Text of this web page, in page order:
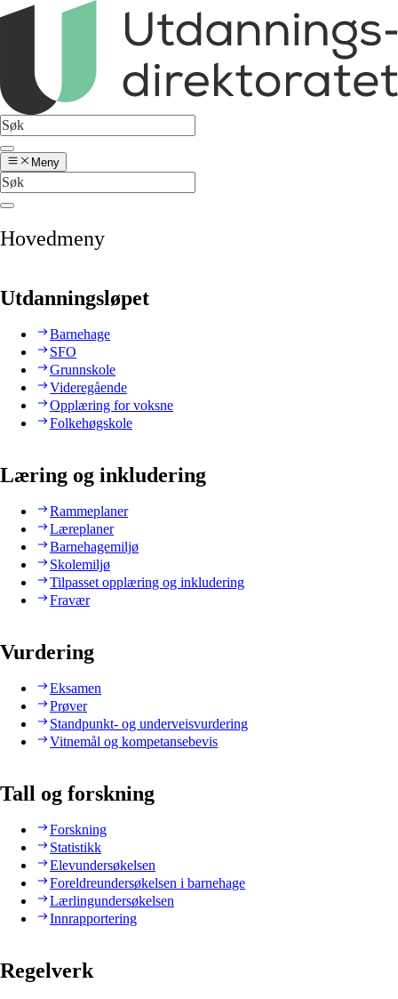
Meny
Hovedmeny
Utdanningsløpet
Barnehage
SFO
Grunnskole
Videregående
Opplæring for voksne
Folkehøgskole
Læring og inkludering
Rammeplaner
Læreplaner
Barnehagemiljø
Skolemiljø
Tilpasset opplæring og inkludering
Fravær
Vurdering
Eksamen
Prøver
Standpunkt- og underveisvurdering
Vitnemål og kompetansebevis
Tall og forskning
Forskning
Statistikk
Elevundersøkelsen
Foreldreundersøkelsen i barnehage
Lærlingundersøkelsen
Innrapportering
Regelverk